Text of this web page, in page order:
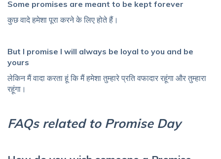
Some promises are meant to be kept forever
कुछ वादे हमेशा पूरा करने के लिए होते हैं।
But I promise I will always be loyal to you and be
yours
लेकिन मैं वादा करता हूं कि मैं हमेशा तुम्हारे प्रति वफादार रहूंगा और तुम्हारा
रहूंगा।
FAQs related to Promise Day